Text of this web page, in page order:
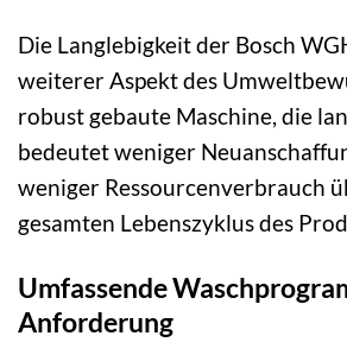
Die Langlebigkeit der Bosch
weiterer Aspekt des
robust gebaute Maschine, die
bedeutet weniger
weniger Ressourcenverbrauch
gesamten Lebenszyklus des
Umfassende
Anforderung